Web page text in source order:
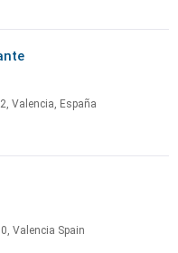
Valencia, España
Valencia Spain